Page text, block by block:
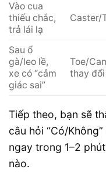
Vào cua
thiếu chắc,
trả lái lạ
Caster/
Sau ổ
gà/leo lề,
xe có “cảm
giác sai”
Toe/
thay đổi
Tiếp theo, bạn sẽ
câu hỏi “Có/
ngay trong 1–2
nào.